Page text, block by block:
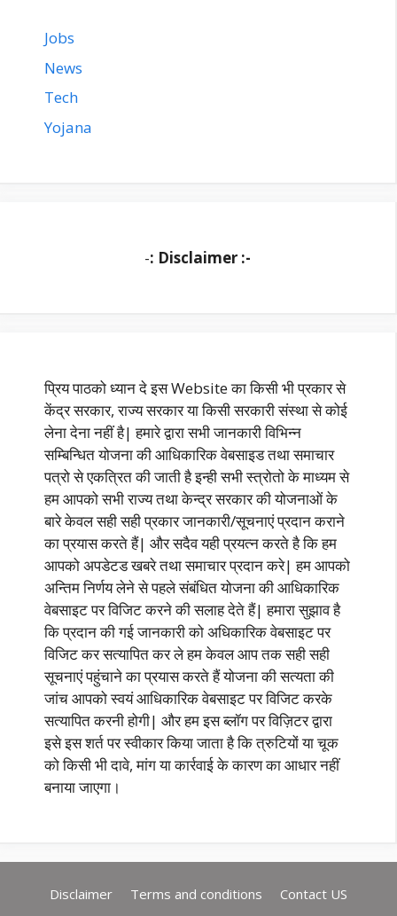
Jobs
News
Tech
Yojana
-: Disclaimer :-
प्रिय पाठको ध्यान दे इस Website का किसी भी प्रकार से
केंद्र सरकार, राज्य सरकार या किसी सरकारी संस्था से कोई
लेना देना नहीं है| हमारे द्वारा सभी जानकारी विभिन्न
सम्बिन्धित योजना की आधिकारिक वेबसाइड तथा समाचार
पत्रो से एकत्रित की जाती है इन्ही सभी स्त्रोतो के माध्यम से
हम आपको सभी राज्य तथा केन्द्र सरकार की योजनाओं के
बारे केवल सही सही प्रकार जानकारी/सूचनाएं प्रदान कराने
का प्रयास करते हैं| और सदैव यही प्रयत्न करते है कि हम
आपको अपडेटड खबरे तथा समाचार प्रदान करे| हम आपको
अन्तिम निर्णय लेने से पहले संबंधित योजना की आधिकारिक
वेबसाइट पर विजिट करने की सलाह देते हैं| हमारा सुझाव है
कि प्रदान की गई जानकारी को अधिकारिक वेबसाइट पर
विजिट कर सत्यापित कर ले हम केवल आप तक सही सही
सूचनाएं पहुंचाने का प्रयास करते हैं योजना की सत्यता की
जांच आपको स्वयं आधिकारिक वेबसाइट पर विजिट करके
सत्यापित करनी होगी| और हम इस ब्लॉग पर विज़िटर द्वारा
इसे इस शर्त पर स्वीकार किया जाता है कि त्रुटियों या चूक
को किसी भी दावे, मांग या कार्रवाई के कारण का आधार नहीं
बनाया जाएगा।
Disclaimer Terms and conditions
Contact US